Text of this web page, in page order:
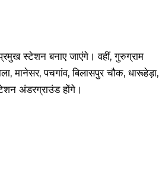
स्टेशन बनाए जाएंगे। वहीं, गुरुग्राम
मानेसर, पचगांव, बिलासपुर चौक, धारूहेड़ा,
अंडरग्राउंड होंगे।